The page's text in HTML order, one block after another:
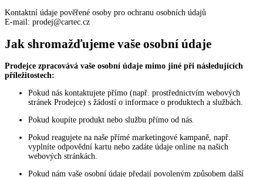
Kontaktní údaje pověřené osoby pro ochranu osobních údajů
E-mail: prodej@cartec.cz
Jak shromažďujeme vaše osobní údaje
Prodejce zpracovává vaše osobní údaje mimo jiné při následujících
příležitostech:
Pokud nás kontaktujete přímo (např. prostřednictvím webových
stránek Prodejce) s žádostí o informace o produktech a službách.
Pokud koupíte produkt nebo službu přímo od nás.
Pokud reagujete na naše přímé marketingové kampaně, např.
vyplníte odpovědní kartu nebo zadáte údaje online na našich
webových stránkách.
Pokud nám vaše osobní údaje předají povoleným způsobem další